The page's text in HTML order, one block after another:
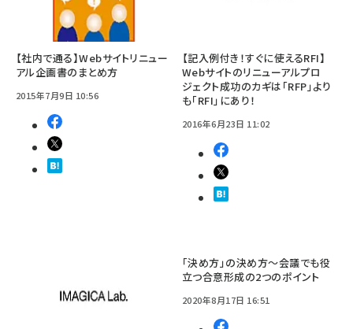
【社内で通る】Webサイトリニュー
アル企画書のまとめ方
2015年7月9日 10:56
【記入例付き！すぐに使えるRFI】
Webサイトのリニューアルプロ
ジェクト成功のカギは「RFP」より
も「RFI」にあり！
2016年6月23日 11:02
「決め方」の決め方〜会議でも役
立つ合意形成の2つのポイント
2020年8月17日 16:51